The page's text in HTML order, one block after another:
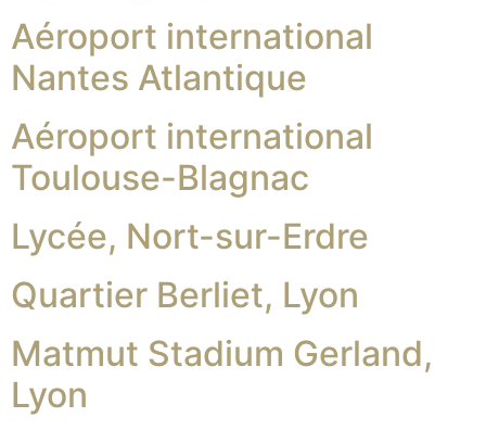
Aéroport international
Nantes Atlantique
Aéroport international
Toulouse-Blagnac
Lycée, Nort-sur-Erdre
Quartier Berliet, Lyon
Matmut Stadium Gerland,
Lyon